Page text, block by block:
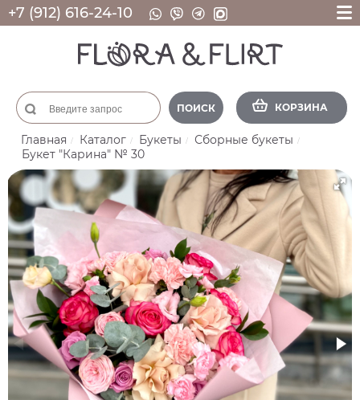
+7 (912) 616-24-10
ПОИСК КОРЗИНА
Главная Каталог Букеты
Сборные букеты
Букет "Карина" № 30